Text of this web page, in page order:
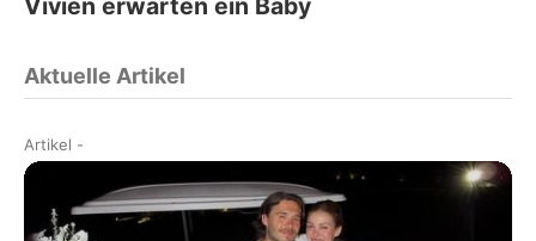
Vivien erwarten ein Baby
Aktuelle Artikel
Artikel -